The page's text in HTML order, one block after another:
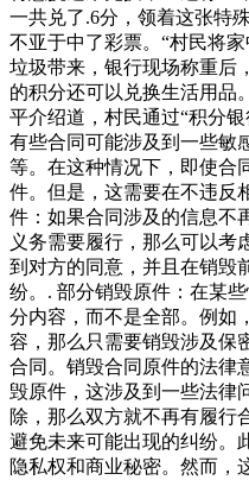
一共兑了.6分，领着这张特
不亚于中了彩票。“村民将
垃圾带来，银行现场称重后
的积分还可以兑换生活用品
平介绍道，村民通过“积分
有些合同可能涉及到一些敏
等。在这种情况下，即使合
件。但是，这需要在不违反
件：如果合同涉及的信息不
义务需要履行，那么可以考
到对方的同意，并且在销毁
纷。. 部分销毁原件：在某
分内容，而不是全部。例如
容，那么只需要销毁涉及保
合同。销毁合同原件的法律
毁原件，这涉及到一些法律
除，那么双方就不再有履行
避免未来可能出现的纠纷。
隐私权和商业秘密。然而，